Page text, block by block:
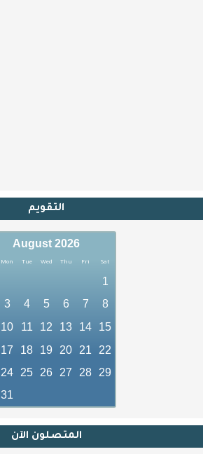
التقويم
August 2026
Mon Tue Wed Thu Fri Sat
1
3 4 5 6 7 8
10 11 12 13 14
15
17 18 19 20 21
22
24 25 26 27 28
29
31
المتصلون اﻵن